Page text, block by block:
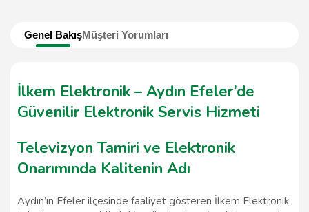
Genel BakışMüşteri Yorumları
İlkem Elektronik – Aydın Efeler’de
Güvenilir Elektronik Servis Hizmeti
Televizyon Tamiri ve Elektronik
Onarımında Kalitenin Adı
Aydın’ın Efeler ilçesinde faaliyet gösteren İlkem Elektronik,